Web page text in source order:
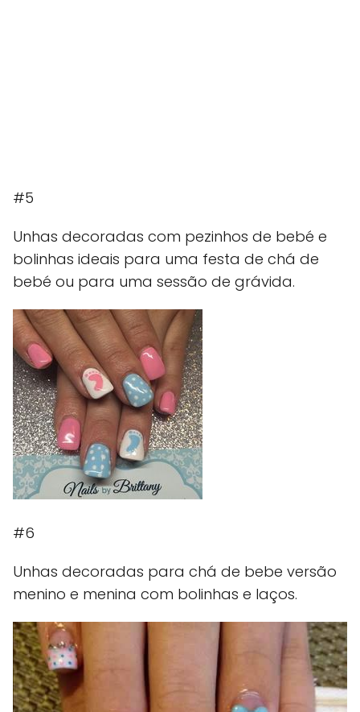
#5
Unhas decoradas com pezinhos de bebé e
bolinhas ideais para uma festa de chá de
bebé ou para uma sessão de grávida.
#6
Unhas decoradas para chá de bebe versão
menino e menina com bolinhas e laços.